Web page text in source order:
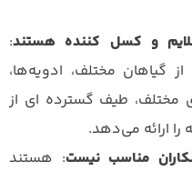
و کسل کننده هستند:
گیاهان مختلف، ادویه‌ها،
مختلف، طیف گسترده ای از
ارائه می‌دهد.
مناسب نیست: هستند